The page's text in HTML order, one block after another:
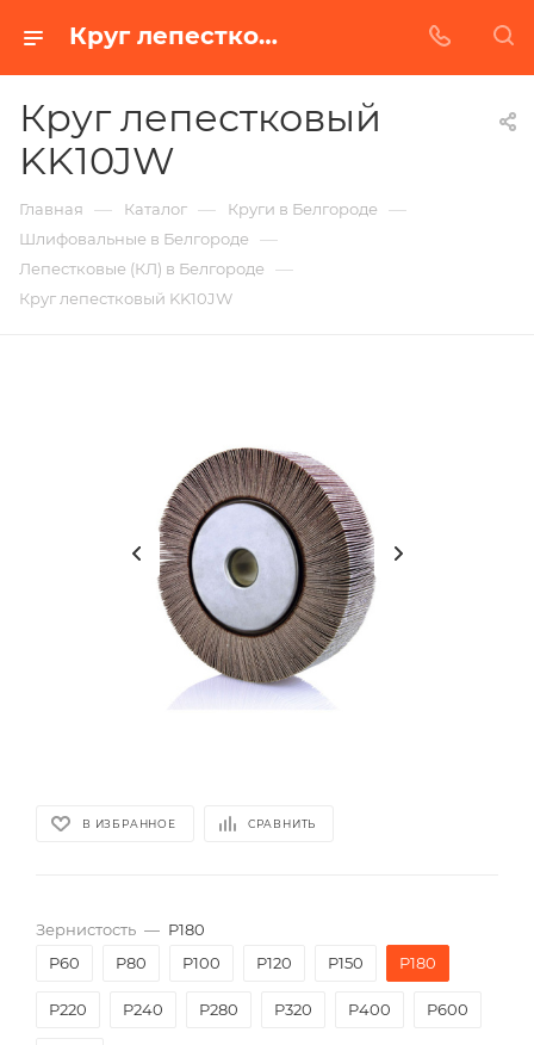
Круг лепестковый KK10JW в Белгороде | Купить по недорогой цене от Абразивного Завода
Круг лепестковый
KK10JW
Главная — Каталог — Круги в Белгороде —
Шлифовальные в Белгороде —
Лепестковые (КЛ) в Белгороде —
Круг лепестковый KK10JW
В ИЗБРАННОЕ СРАВНИТЬ
Зернистость — P180
P60
P80 P100 P120 P150 P180
P220 P240 P280 P320 P400 P600